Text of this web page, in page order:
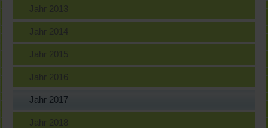
Jahr 2013
Jahr 2014
Jahr 2015
Jahr 2016
Jahr 2017
Jahr 2018